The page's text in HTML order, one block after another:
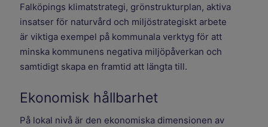
Falköpings klimatstrategi, grönstrukturplan, aktiva
insatser för naturvård och miljöstrategiskt arbete
är viktiga exempel på kommunala verktyg för att
minska kommunens negativa miljöpåverkan och
samtidigt skapa en framtid att längta till.
Ekonomisk hållbarhet
På lokal nivå är den ekonomiska dimensionen av